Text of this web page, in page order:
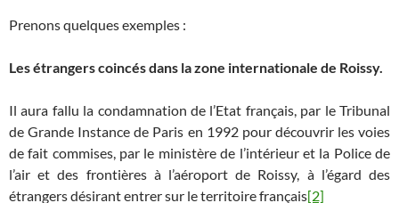
Prenons quelques exemples :
Les étrangers coincés dans la zone internationale de Roissy.
Il aura fallu la condamnation de l’Etat français, par le Tribunal
de Grande Instance de Paris en 1992 pour découvrir les voies
de fait commises, par le ministère de l’intérieur et la Police de
l’air et des frontières à l’aéroport de Roissy, à l’égard des
étrangers désirant entrer sur le territoire français[2]